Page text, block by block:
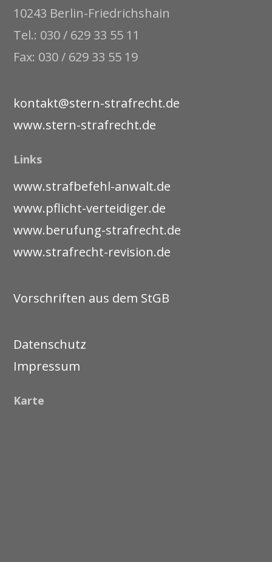
10243 Berlin-Friedrichshain
Tel.: 030 / 629 33 55 11
Fax: 030 / 629 33 55 19
kontakt@stern-strafrecht.de
www.stern-strafrecht.de
Links
www.strafbefehl-anwalt.de
www.pflicht-verteidiger.de
www.berufung-strafrecht.de
www.strafrecht-revision.de
Vorschriften aus dem StGB
Datenschutz
Impressum
Karte